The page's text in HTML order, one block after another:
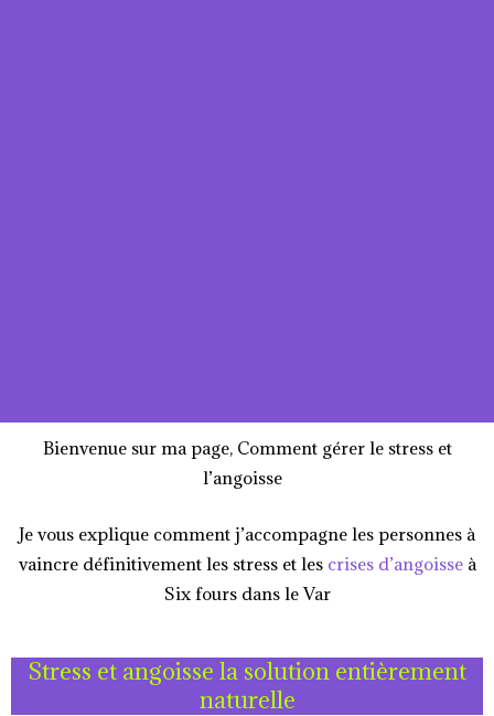
Bienvenue sur ma page, Comment gérer le stress et
l’angoisse
Je vous explique comment j’accompagne les personnes à
vaincre définitivement les stress et les crises d’angoisseà
Six fours dans le Var
Stress et angoisse la solution entièrement
naturelle